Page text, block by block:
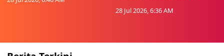
28 Jul 2026, 6:36 AM